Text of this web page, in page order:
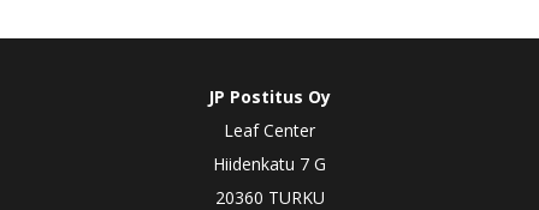
JP Postitus Oy
Leaf Center
Hiidenkatu 7 G
20360 TURKU